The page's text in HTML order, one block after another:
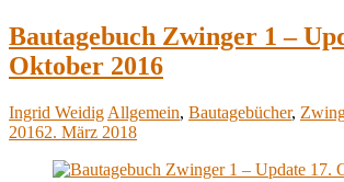
Bautagebuch Zwinger 1 –
Oktober 2016
Ingrid Weidig Allgemein, Bautagebücher,
20162. März 2018